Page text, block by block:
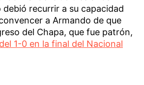
recurrir a su capacidad
a Armando de que
del Chapa, que fue patrón,
1-0 en la final del Nacional